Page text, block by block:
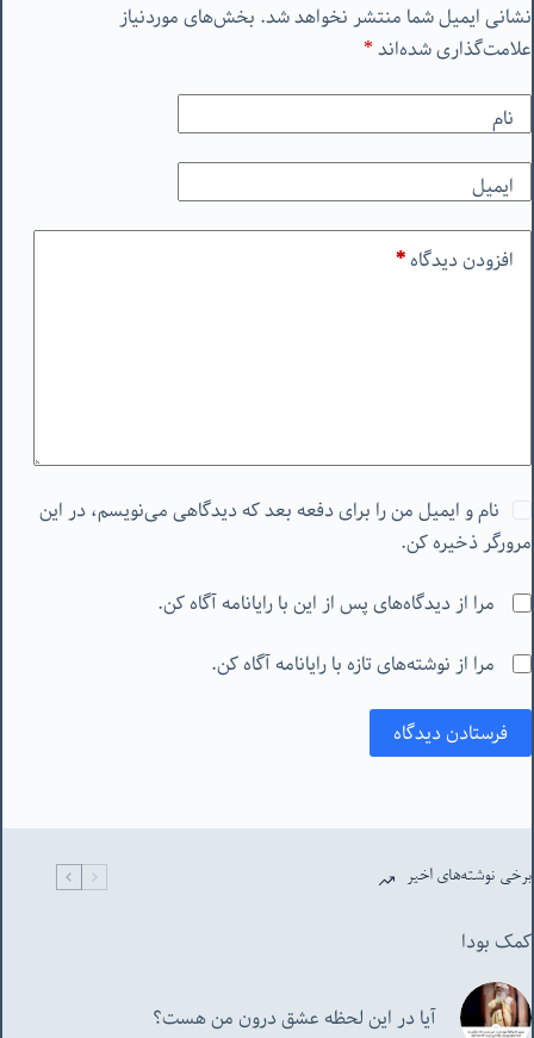
نشانی ایمیل شما منتشر نخواهد شد. بخش‌های موردنیاز
علامت‌گذاری شده‌اند*
نام
ایمیل
افزودن دیدگاه*
نام و ایمیل من را برای دفعه بعد که دیدگاهی می‌نویسم، در این
مرورگر ذخیره کن.
مرا از دیدگاه‌های پس از این با رایانامه آگاه کن.
مرا از نوشته‌های تازه با رایانامه آگاه کن.
فرستادن دیدگاه
برخی نوشته‌های اخیر
کمک بودا
آیا در این لحظه عشق درون من هست؟